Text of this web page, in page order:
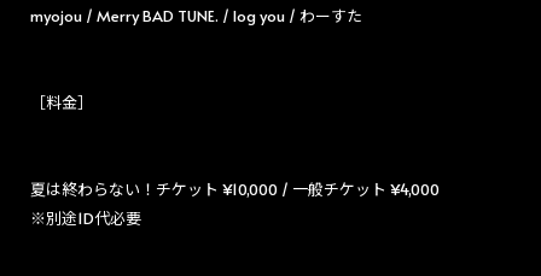
myojou / Merry BAD TUNE. / log you / わーすた
［料金］
夏は終わらない！チケット ¥10,000 / 一般チケット ¥4,000
※別途1D代必要